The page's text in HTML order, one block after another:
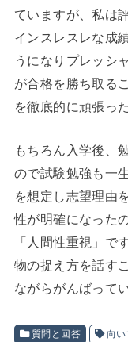
ていますが、私は
インスレスレな成
うになりプレッシ
が合格を勝ち取る
を徹底的に頑張っ
もちろん入学後、
ので試験勉強も一
を想定し志望理由
性が明確になった
「人間性重視」で
物の捉え方を話す
ながらがんばって
質問と回答 向い